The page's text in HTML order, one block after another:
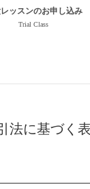
ッスンのお申し込み
Trial Class
法に基づく